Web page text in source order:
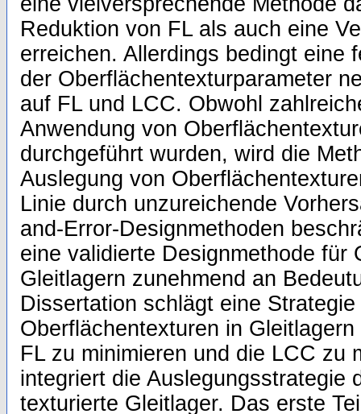
Reduktion von FL als auch eine
erreichen. Allerdings bedingt eine
der Oberflächentexturparameter
auf FL und LCC. Obwohl
Anwendung von
durchgeführt wurden, wird die
Auslegung von
Linie durch unzureichende
and-Error-Designmethoden
eine validierte Designmethode für
Gleitlagern zunehmend an
Dissertation schlägt eine
Oberflächentexturen in
FL zu minimieren und die LCC zu
integriert die Auslegungsstrategie
texturierte Gleitlager. Das erste